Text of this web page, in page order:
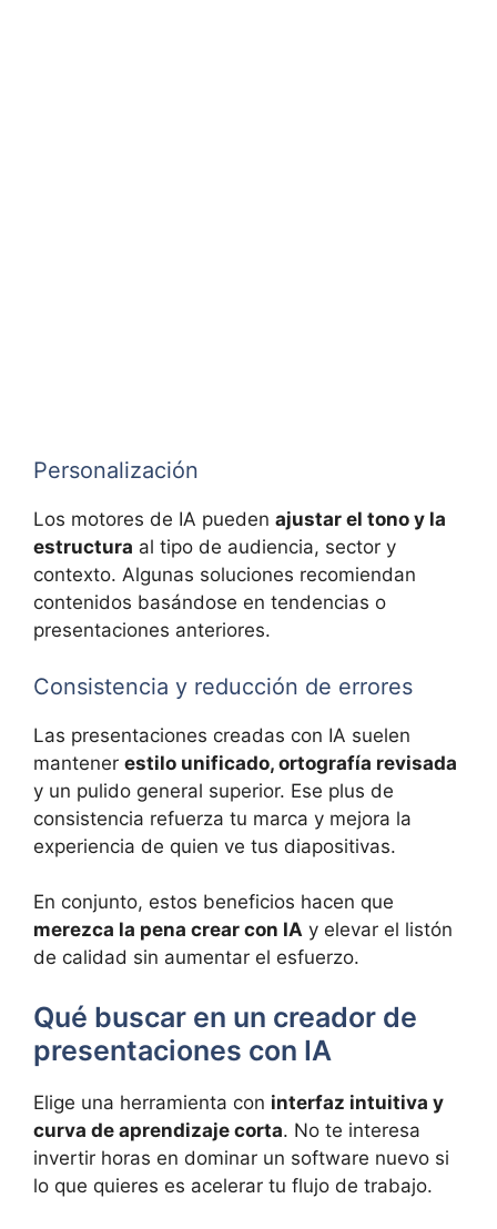
Personalización
Los motores de IA pueden ajustar el tono y la
estructura al tipo de audiencia, sector y
contexto. Algunas soluciones recomiendan
contenidos basándose en tendencias o
presentaciones anteriores.
Consistencia y reducción de errores
Las presentaciones creadas con IA suelen
mantener estilo unificado, ortografía revisada
y un pulido general superior. Ese plus de
consistencia refuerza tu marca y mejora la
experiencia de quien ve tus diapositivas.
En conjunto, estos beneficios hacen que
merezca la pena crear con IA y elevar el listón
de calidad sin aumentar el esfuerzo.
Qué buscar en un creador de
presentaciones con IA
Elige una herramienta con interfaz intuitiva y
curva de aprendizaje corta. No te interesa
invertir horas en dominar un software nuevo si
lo que quieres es acelerar tu flujo de trabajo.